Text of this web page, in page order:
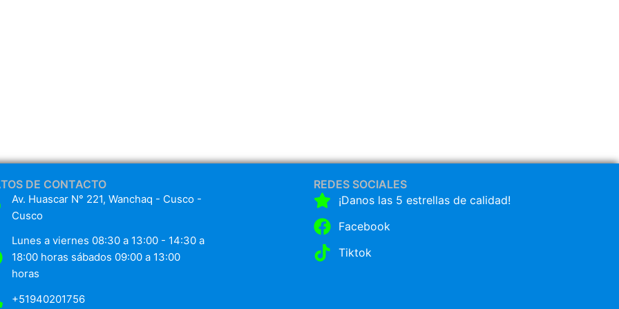
DE CONTACTO
Av. Huascar N° 221, Wanchaq - Cusco -
Cusco
Lunes a viernes 08:30 a 13:00 - 14:30 a
18:00 horas sábados 09:00 a 13:00
horas
+51940201756
REDES SOCIALES
¡Danos las 5 estrellas de calidad!
Facebook
Tiktok